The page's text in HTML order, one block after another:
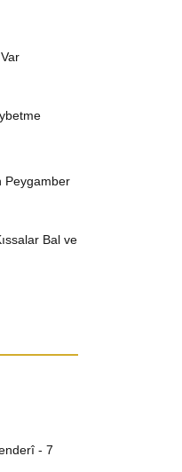
Peygamber
Bal ve
- 7